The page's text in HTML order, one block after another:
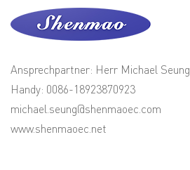
Ansprechpartner: Herr Michael Seung
Handy: 0086-18923870923
michael.seung@shenmaoec.com
www.shenmaoec.net